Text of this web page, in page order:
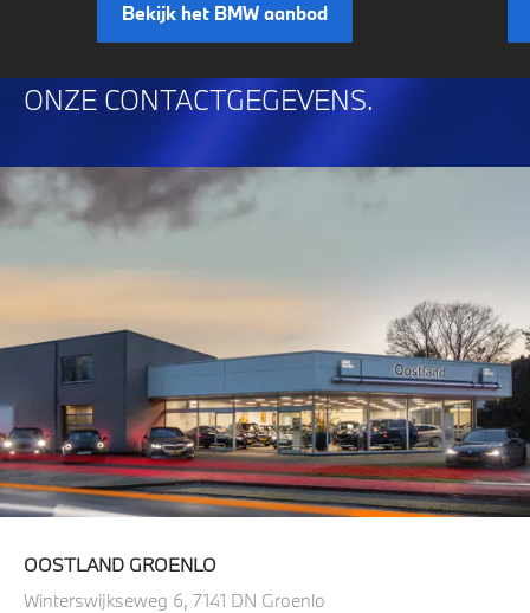
Bekijk het BMW aanbod
ONZE CONTACTGEGEVENS.
OOSTLAND GROENLO
Winterswijkseweg 6, 7141 DN Groenlo